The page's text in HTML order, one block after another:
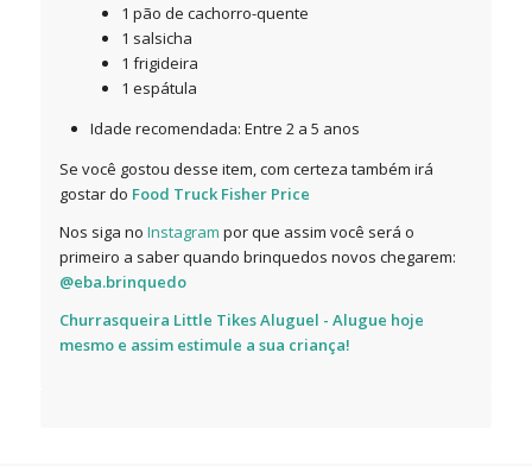
1 pão de cachorro-quente
1 salsicha
1 frigideira
1 espátula
Idade recomendada: Entre 2 a 5 anos
Se você gostou desse item, com certeza também irá
gostar do Food Truck Fisher Price
Nos siga no Instagram por que assim você será o
primeiro a saber quando brinquedos novos chegarem:
@eba.brinquedo
Churrasqueira Little Tikes Aluguel - Alugue hoje
mesmo e assim estimule a sua criança!